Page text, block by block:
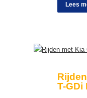
Lees
T-GDi